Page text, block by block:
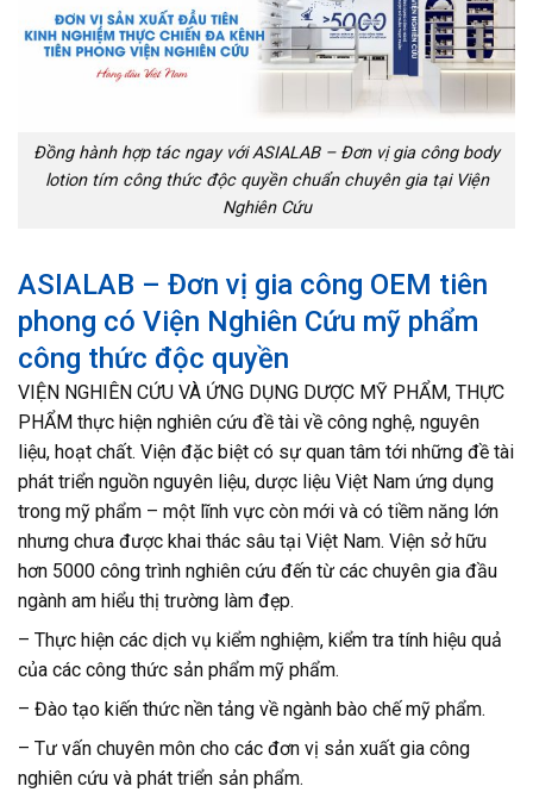
Đồng hành hợp tác ngay với ASIALAB – Đơn vị gia công body
lotion tím công thức độc quyền chuẩn chuyên gia tại Viện
Nghiên Cứu
ASIALAB – Đơn vị gia công OEM tiên
phong có Viện Nghiên Cứu mỹ phẩm
công thức độc quyền
VIỆN NGHIÊN CỨU VÀ ỨNG DỤNG DƯỢC MỸ PHẨM, THỰC
PHẨM thực hiện nghiên cứu đề tài về công nghệ, nguyên
liệu, hoạt chất. Viện đặc biệt có sự quan tâm tới những đề tài
phát triển nguồn nguyên liệu, dược liệu Việt Nam ứng dụng
trong mỹ phẩm – một lĩnh vực còn mới và có tiềm năng lớn
nhưng chưa được khai thác sâu tại Việt Nam. Viện sở hữu
hơn 5000 công trình nghiên cứu đến từ các chuyên gia đầu
ngành am hiểu thị trường làm đẹp.
– Thực hiện các dịch vụ kiểm nghiệm, kiểm tra tính hiệu quả
của các công thức sản phẩm mỹ phẩm.
– Đào tạo kiến thức nền tảng về ngành bào chế mỹ phẩm.
– Tư vấn chuyên môn cho các đơn vị sản xuất gia công
nghiên cứu và phát triển sản phẩm.